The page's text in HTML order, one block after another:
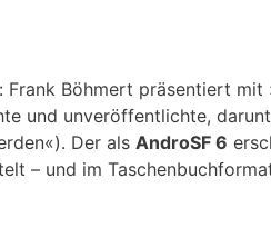
Böhmert präsentiert mit
und unveröffentlichte,
Der als AndroSF 6
– und im